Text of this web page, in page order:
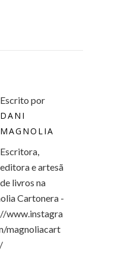
Escrito por
DANI
MAGNOLIA
Escritora,
editora e artesã
de livros na
Cartonera -
www.instagra
magnoliacart